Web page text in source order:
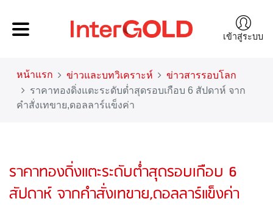
เข้าสู่ระบบ
หน้าแรก ข่าวและบทวิเคราะห์
ข่าวสารรอบโลก
ราคาทองดิ่งแตะระดับต่ำสุดรอบเกือบ 6 สัปดาห์ จาก
คำสั่งเทขาย,ดอลลาร์แข็งค่า
ราคาทองดิ่งแตะระดับต่ำสุดรอบเกือบ 6
สัปดาห์ จากคำสั่งเทขาย,ดอลลาร์แข็งค่า